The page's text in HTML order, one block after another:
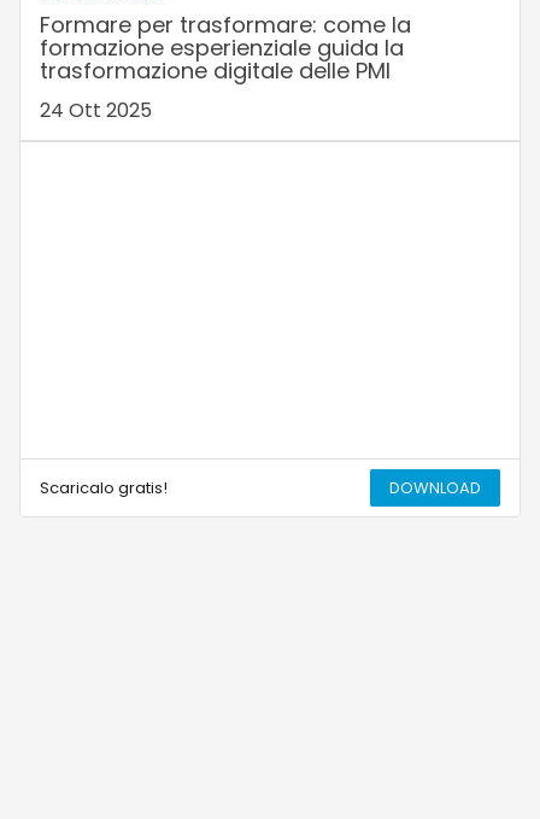
Formare per trasformare: come la
formazione esperienziale guida la
trasformazione digitale delle PMI
24 Ott 2025
Scaricalo gratis! DOWNLOAD